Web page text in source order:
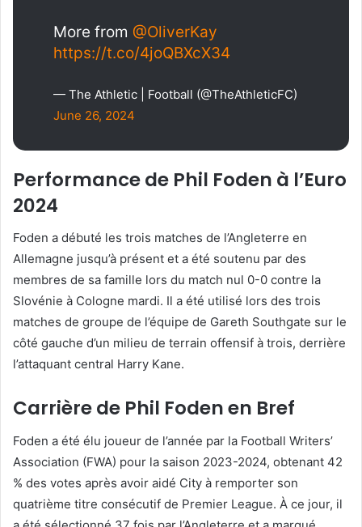
More from @OliverKay
https://t.co/4joQBXcX34
— The Athletic | Football (@TheAthleticFC)
June 26, 2024
Performance de Phil Foden à l’Euro
2024
Foden a débuté les trois matches de l’Angleterre en
Allemagne jusqu’à présent et a été soutenu par des
membres de sa famille lors du match nul 0-0 contre la
Slovénie à Cologne mardi. Il a été utilisé lors des trois
matches de groupe de l’équipe de Gareth Southgate sur le
côté gauche d’un milieu de terrain offensif à trois, derrière
l’attaquant central Harry Kane.
Carrière de Phil Foden en Bref
Foden a été élu joueur de l’année par la Football Writers’
Association (FWA) pour la saison 2023-2024, obtenant 42
% des votes après avoir aidé City à remporter son
quatrième titre consécutif de Premier League. À ce jour, il